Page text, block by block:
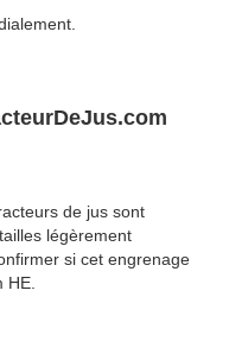
de jus sont
légèrement
si cet engrenage